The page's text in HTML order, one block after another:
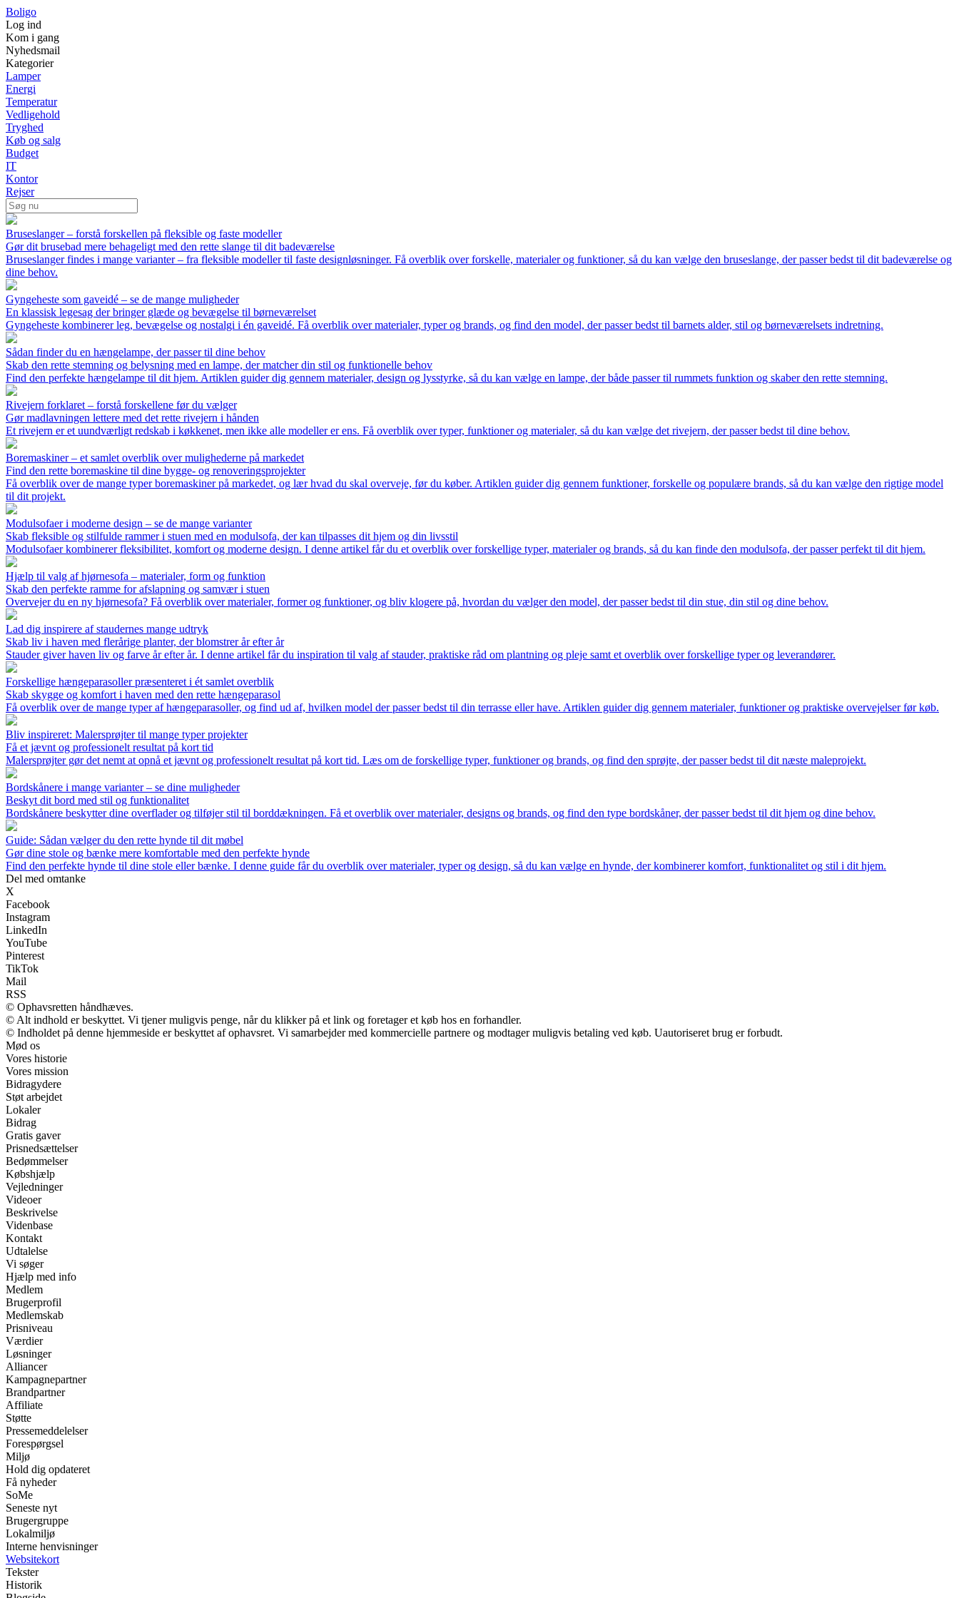
Boligo
Log ind
Kom i gang
Nyhedsmail
Kategorier
Lamper
Energi
Temperatur
Vedligehold
Tryghed
Køb og salg
Budget
IT
Kontor
Rejser
Bruseslanger – forstå forskellen på fleksible og faste modeller
Gør dit brusebad mere behageligt med den rette slange til dit badeværelse
Bruseslanger findes i mange varianter – fra fleksible modeller til faste designløsninger. Få overblik over forskelle, materialer og funktioner, så du kan vælge den bruseslange, der passer bedst til dit badeværelse og
dine behov.
Gyngeheste som gaveidé – se de mange muligheder
En klassisk legesag der bringer glæde og bevægelse til børneværelset
Gyngeheste kombinerer leg, bevægelse og nostalgi i én gaveidé. Få overblik over materialer, typer og brands, og find den model, der passer bedst til barnets alder, stil og børneværelsets indretning.
Sådan finder du en hængelampe, der passer til dine behov
Skab den rette stemning og belysning med en lampe, der matcher din stil og funktionelle behov
Find den perfekte hængelampe til dit hjem. Artiklen guider dig gennem materialer, design og lysstyrke, så du kan vælge en lampe, der både passer til rummets funktion og skaber den rette stemning.
Rivejern forklaret – forstå forskellene før du vælger
Gør madlavningen lettere med det rette rivejern i hånden
Et rivejern er et uundværligt redskab i køkkenet, men ikke alle modeller er ens. Få overblik over typer, funktioner og materialer, så du kan vælge det rivejern, der passer bedst til dine behov.
Boremaskiner – et samlet overblik over mulighederne på markedet
Find den rette boremaskine til dine bygge- og renoveringsprojekter
Få overblik over de mange typer boremaskiner på markedet, og lær hvad du skal overveje, før du køber. Artiklen guider dig gennem funktioner, forskelle og populære brands, så du kan vælge den rigtige model
til dit projekt.
Modulsofaer i moderne design – se de mange varianter
Skab fleksible og stilfulde rammer i stuen med en modulsofa, der kan tilpasses dit hjem og din livsstil
Modulsofaer kombinerer fleksibilitet, komfort og moderne design. I denne artikel får du et overblik over forskellige typer, materialer og brands, så du kan finde den modulsofa, der passer perfekt til dit hjem.
Hjælp til valg af hjørnesofa – materialer, form og funktion
Skab den perfekte ramme for afslapning og samvær i stuen
Overvejer du en ny hjørnesofa? Få overblik over materialer, former og funktioner, og bliv klogere på, hvordan du vælger den model, der passer bedst til din stue, din stil og dine behov.
Lad dig inspirere af staudernes mange udtryk
Skab liv i haven med flerårige planter, der blomstrer år efter år
Stauder giver haven liv og farve år efter år. I denne artikel får du inspiration til valg af stauder, praktiske råd om plantning og pleje samt et overblik over forskellige typer og leverandører.
Forskellige hængeparasoller præsenteret i ét samlet overblik
Skab skygge og komfort i haven med den rette hængeparasol
Få overblik over de mange typer af hængeparasoller, og find ud af, hvilken model der passer bedst til din terrasse eller have. Artiklen guider dig gennem materialer, funktioner og praktiske overvejelser før køb.
Bliv inspireret: Malersprøjter til mange typer projekter
Få et jævnt og professionelt resultat på kort tid
Malersprøjter gør det nemt at opnå et jævnt og professionelt resultat på kort tid. Læs om de forskellige typer, funktioner og brands, og find den sprøjte, der passer bedst til dit næste maleprojekt.
Bordskånere i mange varianter – se dine muligheder
Beskyt dit bord med stil og funktionalitet
Bordskånere beskytter dine overflader og tilføjer stil til borddækningen. Få et overblik over materialer, designs og brands, og find den type bordskåner, der passer bedst til dit hjem og dine behov.
Guide: Sådan vælger du den rette hynde til dit møbel
Gør dine stole og bænke mere komfortable med den perfekte hynde
Find den perfekte hynde til dine stole eller bænke. I denne guide får du overblik over materialer, typer og design, så du kan vælge en hynde, der kombinerer komfort, funktionalitet og stil i dit hjem.
Del med omtanke
X
Facebook
Instagram
LinkedIn
YouTube
Pinterest
TikTok
Mail
RSS
© Ophavsretten håndhæves.
© Alt indhold er beskyttet. Vi tjener muligvis penge, når du klikker på et link og foretager et køb hos en forhandler.
© Indholdet på denne hjemmeside er beskyttet af ophavsret. Vi samarbejder med kommercielle partnere og modtager muligvis betaling ved køb. Uautoriseret brug er forbudt.
Mød os
Vores historie
Vores mission
Bidragydere
Støt arbejdet
Lokaler
Bidrag
Gratis gaver
Prisnedsættelser
Bedømmelser
Købshjælp
Vejledninger
Videoer
Beskrivelse
Videnbase
Kontakt
Udtalelse
Vi søger
Hjælp med info
Medlem
Brugerprofil
Medlemskab
Prisniveau
Værdier
Løsninger
Alliancer
Kampagnepartner
Brandpartner
Affiliate
Støtte
Pressemeddelelser
Forespørgsel
Miljø
Hold dig opdateret
Få nyheder
SoMe
Seneste nyt
Brugergruppe
Lokalmiljø
Interne henvisninger
Websitekort
Tekster
Historik